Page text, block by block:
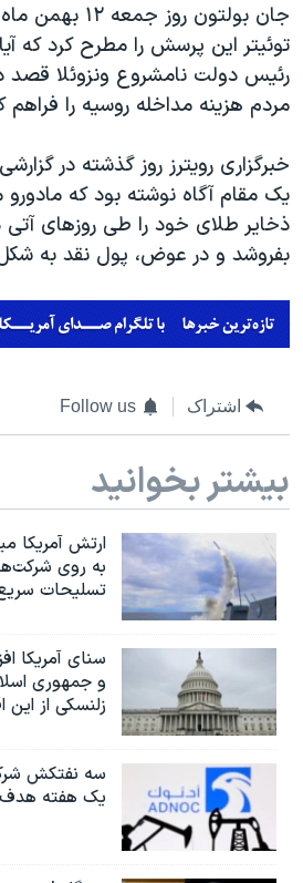
اسرائیل در جنگ
نرگس محمدی برنده جایزه نوبل صلح
همایش محافظه‌کاران آمریکا «سی‌پک»
صفحه‌های ویژه
سفر پرزیدنت ترامپ به چین
جان بولتون روز
توئیتر این پرسش را مطرح کرد که
رئیس دولت نامشروع ونزوئلا قصد
مردم هزینه مداخله روسیه را فراهم
خبرگزاری رویترز روز گذشته در
ذخایر طلای خود را طی روزهای آتی
بفروشد و در عوض، پول نقد به شکل
اشتراک Follow us
بیشتر بخوانید
ارتش آمریکا
به روی
تسلیحات
سنای آمریکا
و جمهوری
زلنسکی از این
سه نفتکش
یک هفته هدف